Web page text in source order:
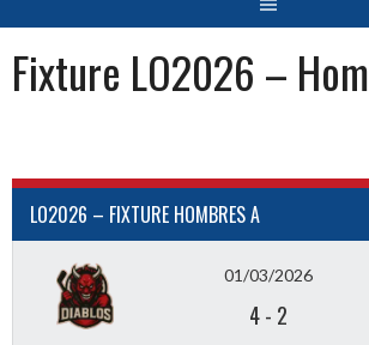
Fixture LO2026 –
LO2026 – FIXTURE HOMBRES A
01/03/2026
4- 2